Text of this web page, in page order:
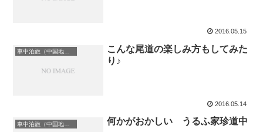
2016.05.15
車中泊旅（中国地方）
こんな尾道の楽しみ方もしてみた
り♪
2016.05.14
車中泊旅（中国地方） 何かがおかしい うるふ家珍道中